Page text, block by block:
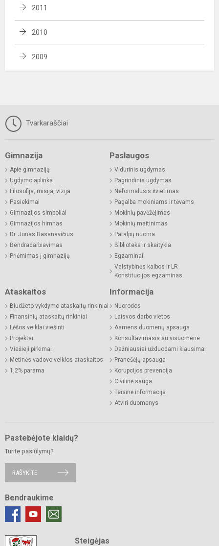
2011
2010
2009
Tvarkaraščiai
Gimnazija
Apie gimnaziją
Ugdymo aplinka
Filosofija, misija, vizija
Pasiekimai
Gimnazijos simboliai
Gimnazijos himnas
Dr. Jonas Basanavičius
Bendradarbiavimas
Priėmimas į gimnaziją
Paslaugos
Vidurinis ugdymas
Pagrindinis ugdymas
Neformalusis švietimas
Pagalba mokiniams ir tėvams
Mokinių pavėžėjimas
Mokinių maitinimas
Patalpų nuoma
Biblioteka ir skaitykla
Egzaminai
Valstybinės kalbos ir LR
Konstitucijos egzaminas
Ataskaitos
Biudžeto vykdymo ataskaitų rinkiniai
Finansinių ataskaitų rinkiniai
Lėšos veiklai viešinti
Projektai
Viešieji pirkimai
Metinės vadovo veiklos ataskaitos
1,2% parama
Informacija
Nuorodos
Laisvos darbo vietos
Asmens duomenų apsauga
Konsultavimasis su visuomene
Dažniausiai užduodami klausimai
Pranešėjų apsauga
Korupcijos prevencija
Civilinė sauga
Teisinė informacija
Atviri duomenys
Pastebėjote klaidų?
Turite pasiūlymų?
RAŠYKITE
Bendraukime
Steigėjas